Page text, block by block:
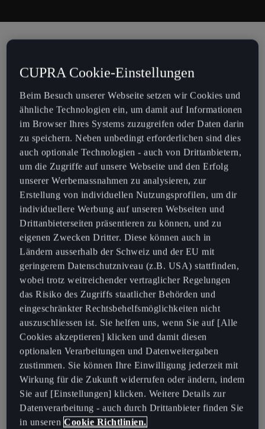
CUPRA KONTAKTAUFNAHME
Hast du Fragen, Anregungen oder wünscht du
noch weitere Informationen?
TOTALMOBIL
Kontaktiere uns telefonisch 24 Stunden am Tag und
365 Tage im Jahr.
Ausland: +41 44 846 14 14
Schweiz: +41 848 024 365
KONTAKT CUPRA PARTNER
Kontaktiere uns per Kontaktformular.
TELEFONISCHER KONTAKT
Kontaktiere uns telefonisch von 08.00 Uhr bis 22.00
Uhr unter:
0800 092 010
CUPRA Cookie-Einstellungen
Beim Besuch unserer Webseite setzen wir Cookies und
ähnliche Technologien ein, um damit auf Informationen
im Browser Ihres Systems zuzugreifen oder Daten darin
zu speichern. Neben unbedingt erforderlichen sind dies
auch optionale Technologien - auch von Drittanbietern,
um die Zugriffe auf unsere Webseite und den Erfolg
unserer Werbemassnahmen zu analysieren, zur
Erstellung von individuellen Nutzungsprofilen, um dir
individuellere Werbung auf unseren Webseiten und
Drittanbieterseiten präsentieren zu können, und zu
eigenen Zwecken Dritter. Diese können auch in
Ländern ausserhalb der Schweiz und der EU mit
geringerem Datenschutzniveau (z.B. USA) stattfinden,
wobei trotz weitreichender vertraglicher Regelungen
das Risiko des Zugriffs staatlicher Behörden und
eingeschränkter Rechtsbehelfsmöglichkeiten nicht
auszuschliessen ist. Sie helfen uns, wenn Sie auf [Alle
Cookies akzeptieren] klicken und damit diesen
optionalen Verarbeitungen und Datenweitergaben
zustimmen. Sie können Ihre Einwilligung jederzeit mit
Wirkung für die Zukunft widerrufen oder ändern, indem
Sie auf [Einstellungen] klicken. Weitere Details zur
Datenverarbeitung - auch durch Drittanbieter finden Sie
in unseren Cookie Richtlinien.